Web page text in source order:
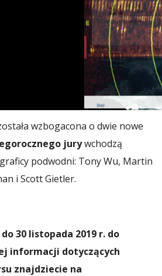
wzbogacona o dwie nowe
jurywchodzą
podwodni: Tony Wu, Martin
i Scott Gietler.
30 listopada 2019 r. do
informacji dotyczących
znajdziecie na